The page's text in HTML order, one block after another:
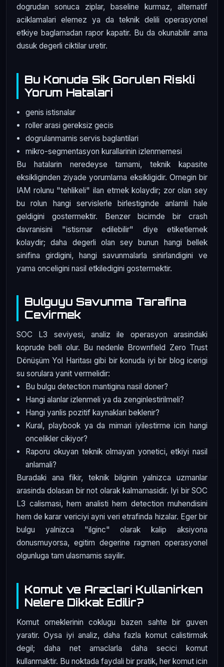
dogrudan sonuca ziplar, baseline kurmaz, alternatif
aciklamalari elemez ya da teknik delili operasyonel
etkiye baglamadan rapor kapatir. Bu da okunabilir ama
dusuk degerli ciktilar uretir.
Bu Konuda Sik Gorulen Riskli
Yorum Hatalari
genis istisnalar
roller arasi gereksiz gecis
dogrulanmamis servis baglantilari
mikro-segmentasyon kurallarinin izlenmemesi
Bu hatalarin neredeyse tamami, teknik kapasite
eksikliginden ziyade yorumlama eksikligidir. Ornegin bir
IAM rolunu "tehlikeli" ilan etmek kolaydir; zor olan sey
bu rolun hangi servislerle birlestiginde anlamli hale
geldigini gostermektir. Benzer bicimde bir crash
davranisini "istismar edilebilir" diye etiketlemek
kolaydir; daha degerli olan sey bunun hangi bellek
sinifina girdigini, hangi savunmalarla sinirlandigini ve
yama onceligini nasil etkiledigini gostermektir.
Bulguyu Savunma Tarafina
Cevirmek
SOC L3 seviyesi, analiz ile operasyon arasindaki
koprude belli olur. Bu nedenle Brownfield Zero Trust
Dönüşüm Yol Haritası gibi bir konuda iyi bir blog icerigi
su sorulara yanit vermelidir:
Bu bulgu detection mantigina nasil doner?
Hangi alanlar izlenmeli ya da zenginlestirilmeli?
Hangi yanlis pozitif kaynaklari beklenir?
Kural, playbook ya da mimari iyilestirme icin hangi
oncelikler cikiyor?
Raporu okuyan teknik olmayan yonetici, etkiyi nasil
anlamali?
Buradaki ana fikir, teknik bilginin yalnizca uzmanlar
arasinda dolasan bir not olarak kalmamasidir. Iyi bir SOC
L3 calismasi, hem analisti hem detection muhendisini
hem de karar vericiyi ayni veri etrafinda hizalar. Eger bir
bulgu yalnizca "ilginc" olarak kalip aksiyona
donusmuyorsa, egitim degerine ragmen operasyonel
olgunluga tam ulasmamis sayilir.
Komut ve Araclari Kullanirken
Nelere Dikkat Edilir?
Komut orneklerinin coklugu bazen sahte bir guven
yaratir. Oysa iyi analiz, daha fazla komut calistirmak
degil; daha net amaclarla daha secici komut
kullanmaktir. Bu noktada faydali bir pratik, her komut icin